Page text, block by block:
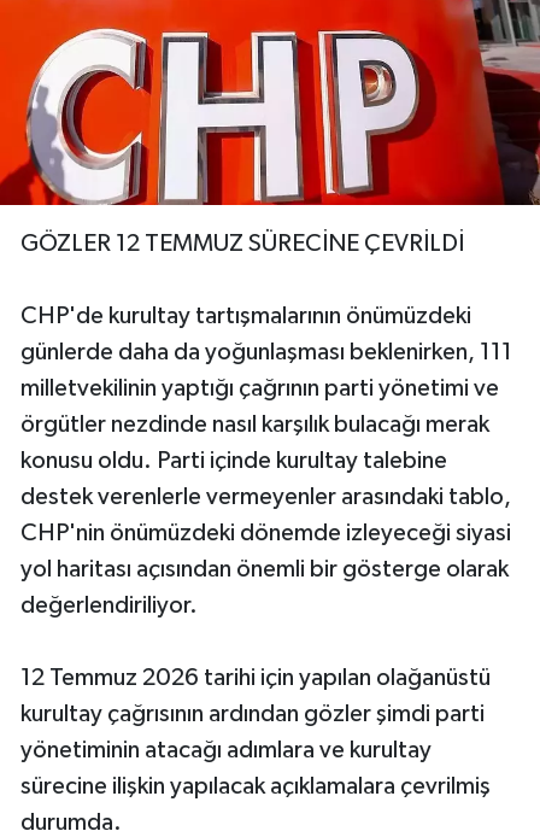
GÖZLER 12 TEMMUZ SÜRECİNE ÇEVRİLDİ
CHP'de kurultay tartışmalarının önümüzdeki
günlerde daha da yoğunlaşması beklenirken, 111
milletvekilinin yaptığı çağrının parti yönetimi ve
örgütler nezdinde nasıl karşılık bulacağı merak
konusu oldu. Parti içinde kurultay talebine
destek verenlerle vermeyenler arasındaki tablo,
CHP'nin önümüzdeki dönemde izleyeceği siyasi
yol haritası açısından önemli bir gösterge olarak
değerlendiriliyor.
12 Temmuz 2026 tarihi için yapılan olağanüstü
kurultay çağrısının ardından gözler şimdi parti
yönetiminin atacağı adımlara ve kurultay
sürecine ilişkin yapılacak açıklamalara çevrilmiş
durumda.